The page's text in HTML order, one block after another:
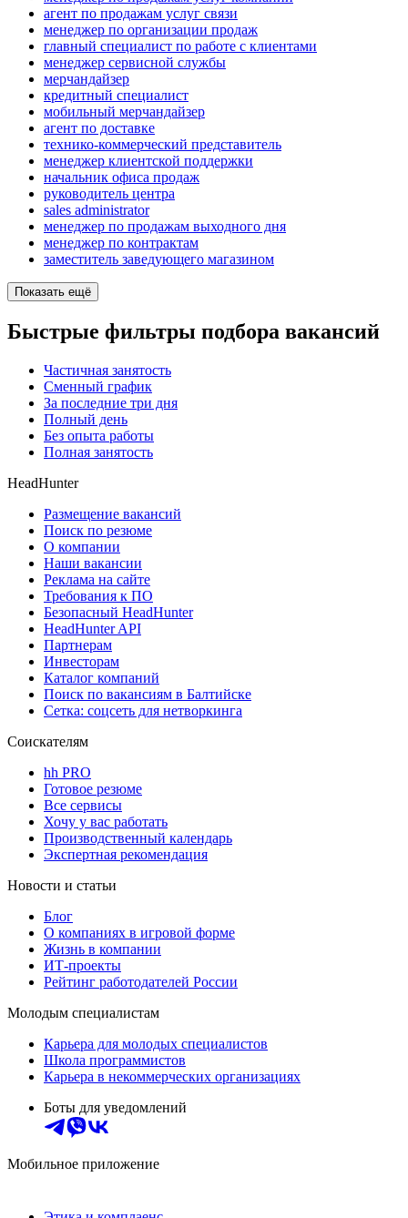
агент по продажам услуг связи
менеджер по организации продаж
главный специалист по работе с клиентами
менеджер сервисной службы
мерчандайзер
кредитный специалист
мобильный мерчандайзер
агент по доставке
технико-коммерческий представитель
менеджер клиентской поддержки
начальник офиса продаж
руководитель центра
sales administrator
менеджер по продажам выходного дня
менеджер по контрактам
заместитель заведующего магазином
Показать ещё
Быстрые фильтры подбора вакансий
Частичная занятость
Сменный график
За последние три дня
Полный день
Без опыта работы
Полная занятость
HeadHunter
Размещение вакансий
Поиск по резюме
О компании
Наши вакансии
Реклама на сайте
Требования к ПО
Безопасный HeadHunter
HeadHunter API
Партнерам
Инвесторам
Каталог компаний
Поиск по вакансиям в Балтийске
Сетка: соцсеть для нетворкинга
Соискателям
hh PRO
Готовое резюме
Все сервисы
Хочу у вас работать
Производственный календарь
Экспертная рекомендация
Новости и статьи
Блог
О компаниях в игровой форме
Жизнь в компании
ИТ-проекты
Рейтинг работодателей России
Молодым специалистам
Карьера для молодых специалистов
Школа программистов
Карьера в некоммерческих организациях
Боты для уведомлений
Мобильное приложение